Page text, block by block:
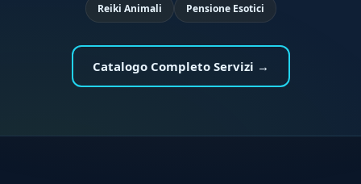
Reiki Animali Pensione Esotici
Catalogo Completo Servizi →